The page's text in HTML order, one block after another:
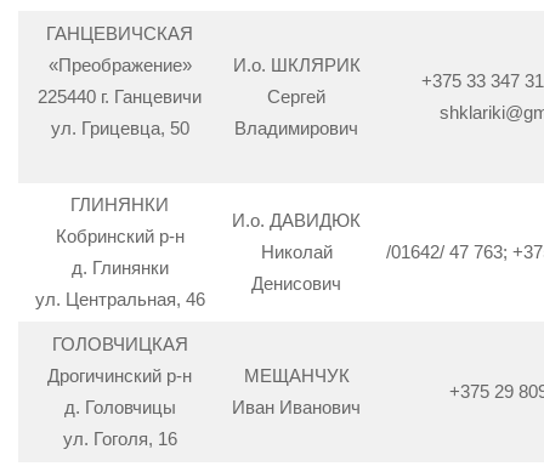
ГАНЦЕВИЧСКАЯ
«Преображение»
225440 г. Ганцевичи
ул. Грицевца, 50
И.о. ШКЛЯРИК
Сергей
Владимирович
+375 33 347
ГЛИНЯНКИ
Кобринский р-н
д. Глинянки
ул. Центральная, 46
И.о. ДАВИДЮК
Николай
Денисович
/01642/ 47 763;
ГОЛОВЧИЦКАЯ
Дрогичинский р-н
д. Головчицы
ул. Гоголя, 16
МЕЩАНЧУК
Иван Иванович
+375 29